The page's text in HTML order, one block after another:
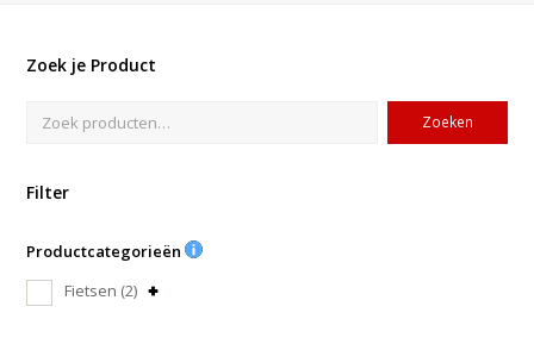
Zoek je Product
Zoeken
Filter
Productcategorieën
Fietsen (2)